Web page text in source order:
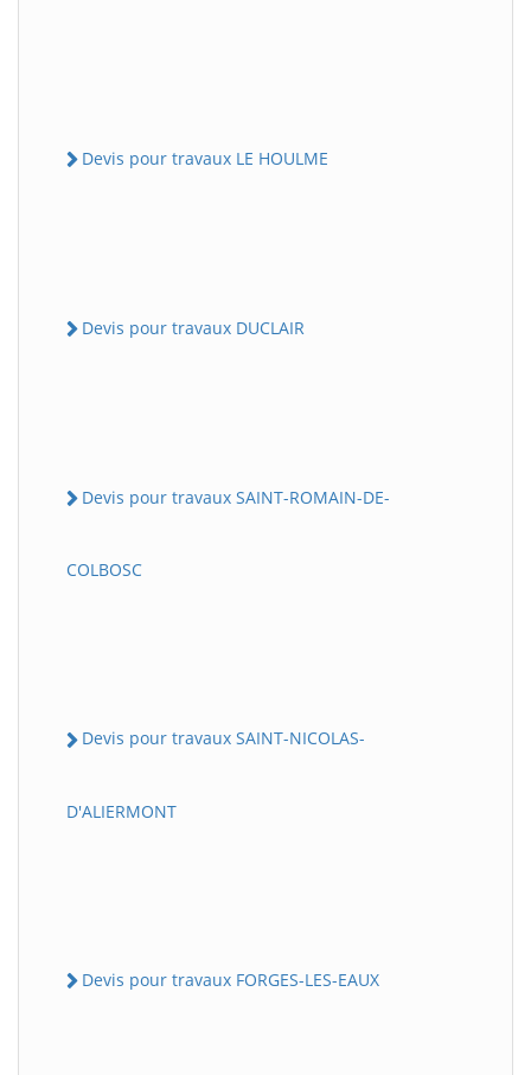
Devis pour travaux LE HOULME
Devis pour travaux DUCLAIR
Devis pour travaux SAINT-ROMAIN-DE-
COLBOSC
Devis pour travaux SAINT-NICOLAS-
D'ALIERMONT
Devis pour travaux FORGES-LES-EAUX